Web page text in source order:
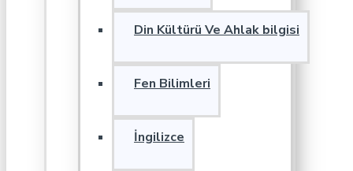
Din Kültürü Ve Ahlak bilgisi
Fen Bilimleri
İngilizce